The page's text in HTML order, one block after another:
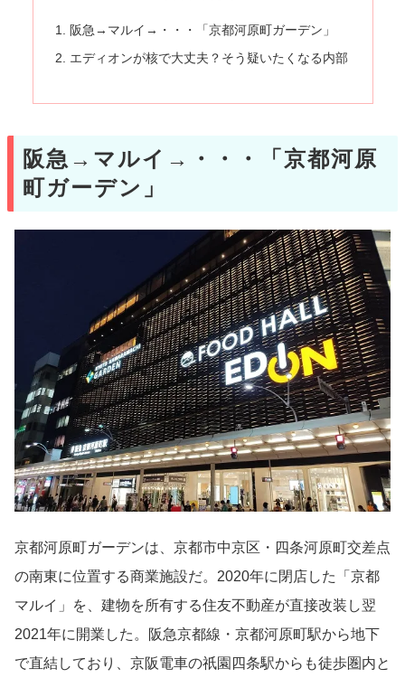
阪急→マルイ→・・・「京都河原町ガーデン」
エディオンが核で大丈夫？そう疑いたくなる内部
阪急→マルイ→・・・「京都河原
町ガーデン」
京都河原町ガーデンは、京都市中京区・四条河原町交差点
の南東に位置する商業施設だ。2020年に閉店した「京都
マルイ」を、建物を所有する住友不動産が直接改装し翌
2021年に開業した。阪急京都線・京都河原町駅から地下
で直結しており、京阪電車の祇園四条駅からも徒歩圏内と